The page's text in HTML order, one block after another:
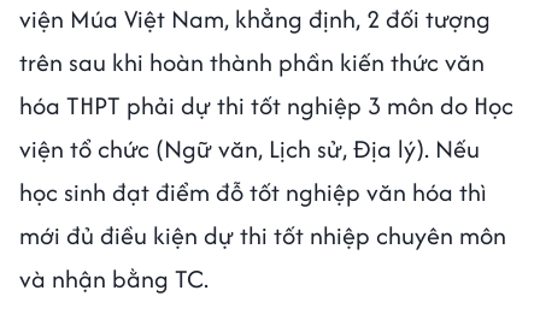
viện Múa Việt Nam, khẳng định, 2 đối tượng
trên sau khi hoàn thành phần kiến thức văn
hóa THPT phải dự thi tốt nghiệp 3 môn do Học
viện tổ chức (Ngữ văn, Lịch sử, Địa lý). Nếu
học sinh đạt điểm đỗ tốt nghiệp văn hóa thì
mới đủ điều kiện dự thi tốt nhiệp chuyên môn
và nhận bằng TC.